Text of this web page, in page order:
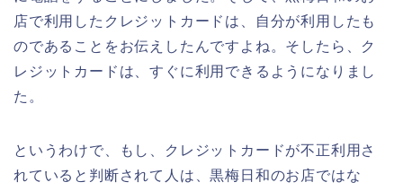
店で利用したクレジットカードは、自分が利用したも
のであることをお伝えしたんですよね。そしたら、ク
レジットカードは、すぐに利用できるようになりまし
た。
というわけで、もし、クレジットカードが不正利用さ
れていると判断されて人は、黒梅日和のお店ではな